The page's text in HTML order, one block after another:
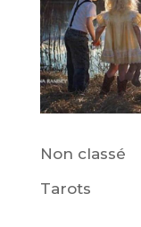
Non classé
Tarots